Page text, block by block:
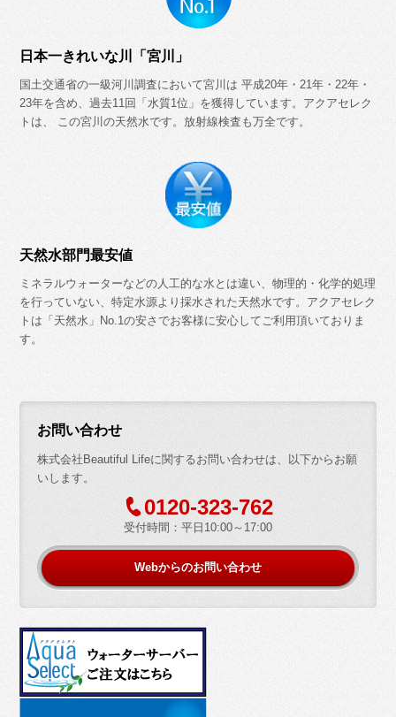
日本一きれいな川「宮川」
国土交通省の一級河川調査において宮川は 平成20年・21年・22年・
23年を含め、過去11回「水質1位」を獲得しています。アクアセレク
トは、 この宮川の天然水です。放射線検査も万全です。
天然水部門最安値
ミネラルウォーターなどの人工的な水とは違い、物理的・化学的処理
を行っていない、特定水源より採水された天然水です。アクアセレク
トは「天然水」No.1の安さでお客様に安心してご利用頂いておりま
す。
お問い合わせ
株式会社Beautiful Lifeに関するお問い合わせは、以下からお願
いします。
=0120-323-762
受付時間：平日10:00～17:00
Webからのお問い合わせ